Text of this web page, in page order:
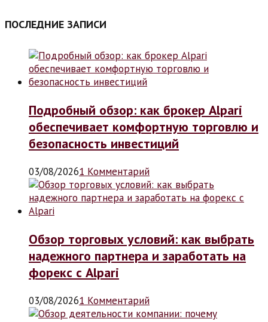
ПОСЛЕДНИЕ ЗАПИСИ
Подробный обзор: как брокер Alpari
обеспечивает комфортную торговлю и
безопасность инвестиций
03/08/20261 Комментарий
Обзор торговых условий: как выбрать
надежного партнера и заработать на
форекс с Alpari
03/08/20261 Комментарий